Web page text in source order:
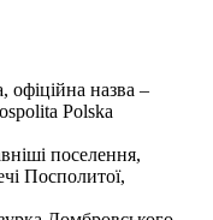
офіційна назва –
Polska
поселення,
Посполитої,